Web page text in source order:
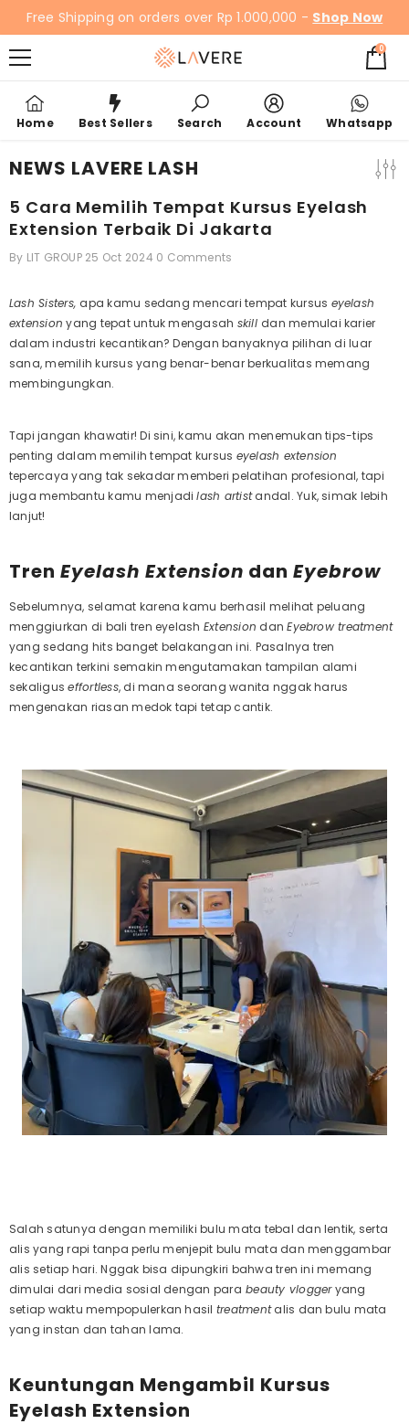
SKIP TO CONTENT
Free Shipping on orders over Rp 1.000,000 - Shop Now
00
items
Home Best Sellers Search Account Whatsapp
NEWS LAVERE LASH
5 Cara Memilih Tempat Kursus Eyelash
Extension Terbaik Di Jakarta
By LIT GROUP 25 Oct 2024 0 Comments
Lash Sisters, apa kamu sedang mencaritempat kursus eyelash
extension yang tepat untuk mengasah skill dan memulai karier
dalam industri kecantikan? Dengan banyaknya pilihan di luar
sana, memilih kursus yang benar-benar berkualitas memang
membingungkan.
Tapi jangan khawatir! Di sini, kamu akan menemukan tips-tips
penting dalam memilihtempat kursus eyelash extension
tepercayayang tak sekadar memberi pelatihan profesional, tapi
juga membantu kamu menjadilash artistandal. Yuk, simak lebih
lanjut!
Tren Eyelash Extension dan Eyebrow
Sebelumnya, selamat karena kamu berhasil melihat peluang
menggiurkan di bali tren eyelash Extension danEyebrow treatment
yang sedang hits banget belakangan ini. Pasalnya tren
kecantikan terkini semakin mengutamakan tampilan alami
sekaliguseffortless, di mana seorang wanita nggak harus
mengenakan riasan medok tapi tetap cantik.
Salah satunya dengan memiliki bulu mata tebal dan lentik, serta
alis yang rapi tanpa perlu menjepit bulu mata dan menggambar
alis setiap hari. Nggak bisa dipungkiri bahwa tren ini memang
dimulai dari media sosial dengan para beauty vloggeryang
setiap waktu mempopulerkan hasil treatmentalis dan bulu mata
yang instan dan tahan lama.
Keuntungan Mengambil Kursus
Eyelash Extension